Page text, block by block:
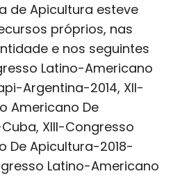
de Apicultura esteve
próprios, nas
e nos seguintes
Latino-Americano
Argentina-2014, XII-
Americano De
XIII-Congresso
De Apicultura-2018-
Latino-Americano